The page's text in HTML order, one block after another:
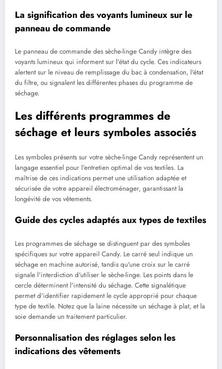
La signification des voyants lumineux sur le
panneau de commande
Le panneau de commande des sèche-linge Candy intègre des
voyants lumineux qui informent sur l'état du cycle. Ces indicateurs
alertent sur le niveau de remplissage du bac à condensation, l'état
du filtre, ou signalent les différentes phases du programme de
séchage.
Les différents programmes de
séchage et leurs symboles associés
Les symboles présents sur votre sèche-linge Candy représentent un
langage essentiel pour l'entretien optimal de vos textiles. La
maîtrise de ces indications permet une utilisation adaptée et
sécurisée de votre appareil électroménager, garantissant la
longévité de vos vêtements.
Guide des cycles adaptés aux types de textiles
Les programmes de séchage se distinguent par des symboles
spécifiques sur votre appareil Candy. Le carré seul indique un
séchage en machine autorisé, tandis qu'une croix sur le carré
signale l'interdiction d'utiliser le sèche-linge. Les points dans le
cercle déterminent l'intensité du séchage. Cette signalétique
permet d'identifier rapidement le cycle approprié pour chaque
type de textile. Notez que la laine nécessite un séchage à plat, et la
soie demande un traitement particulier.
Personnalisation des réglages selon les
indications des vêtements